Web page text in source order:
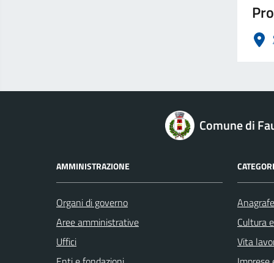
Comune di
AMMINISTRAZIONE
Organi di governo
Aree amministrative
Uffici
Cultura
Vita